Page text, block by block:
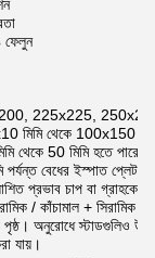
ফেলুন
225x225,
মিমি থেকে 100x150
থেকে 50 মিমি হতে পারে
পর্যন্ত বেধের ইস্পাত প্লেট
প্রভাব চাপ বা
/ কাঁচামাল + সিরামিক
পৃষ্ঠ। অনুরোধে স্টাডগুলিও
যায়।